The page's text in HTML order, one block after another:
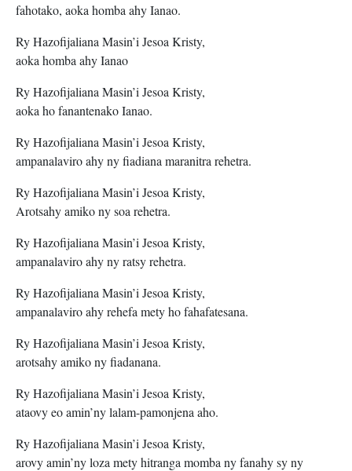
fahotako, aoka homba ahy Ianao.
Ry Hazofijaliana Masin’i Jesoa Kristy,
aoka homba ahy Ianao
Ry Hazofijaliana Masin’i Jesoa Kristy,
aoka ho fanantenako Ianao.
Ry Hazofijaliana Masin’i Jesoa Kristy,
ampanalaviro ahy ny fiadiana maranitra rehetra.
Ry Hazofijaliana Masin’i Jesoa Kristy,
Arotsahy amiko ny soa rehetra.
Ry Hazofijaliana Masin’i Jesoa Kristy,
ampanalaviro ahy ny ratsy rehetra.
Ry Hazofijaliana Masin’i Jesoa Kristy,
ampanalaviro ahy rehefa mety ho fahafatesana.
Ry Hazofijaliana Masin’i Jesoa Kristy,
arotsahy amiko ny fiadanana.
Ry Hazofijaliana Masin’i Jesoa Kristy,
ataovy eo amin’ny lalam-pamonjena aho.
Ry Hazofijaliana Masin’i Jesoa Kristy,
arovy amin’ny loza mety hitranga momba ny fanahy sy ny